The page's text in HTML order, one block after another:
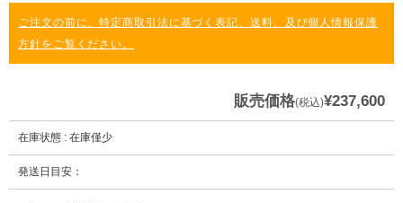
ご注文の前に、特定商取引法に基づく表記、送料、及び個人情報保護
方針をご覧ください。
販売価格(税込)¥237,600
在庫状態 : 在庫僅少
発送日目安：